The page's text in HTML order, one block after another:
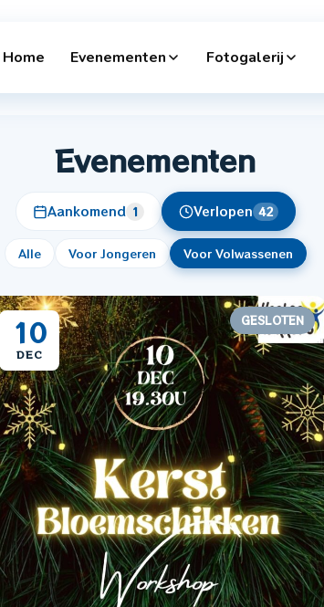
Home Evenementen Fotogalerij
Evenementen
Aankomend 1 Verlopen 42
Alle Voor Jongeren Voor Volwassenen
10
DEC
GESLOTEN